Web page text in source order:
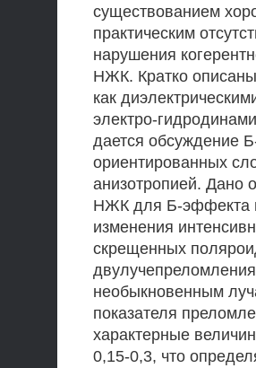
существованием
практическим
нарушения
НЖК. Кратко
как
электро-
дается обсуждение
ориентированных
анизотропией. Дано
НЖК для Б-эффекта
изменения
скрещенных
необыкновенным
показателя
характерные
0,15-0,3, что